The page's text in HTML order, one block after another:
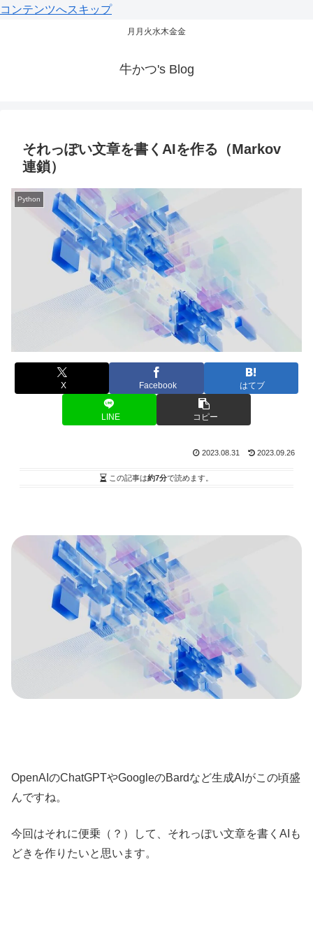
コンテンツへスキップ
月月火水木金金
牛かつ's Blog
それっぽい文章を書くAIを作る（Markov
連鎖）
Python
X Facebook はてブ
LINE コピー
2023.08.31 2023.09.26
この記事は約7分で読めます。
OpenAIのChatGPTやGoogleのBardなど生成AIがこの頃盛
んですね。
今回はそれに便乗（？）して、それっぽい文章を書くAIも
どきを作りたいと思います。